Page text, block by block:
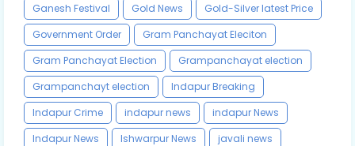
Ganesh Festival
Gold News
Gold-Silver latest Price
Government Order
Gram Panchayat Eleciton
Gram Panchayat Election
Grampanchayat election
Grampanchayt election
Indapur Breaking
Indapur Crime
indapur news
indapur News
Indapur News
Ishwarpur News
javali news